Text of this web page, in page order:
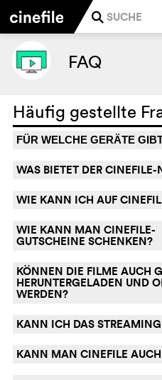
j
FAQ
Häufig gestellte
FÜR WELCHE GERÄTE
WAS BIETET DER CINEFILE-
WIE KANN ICH AUF
WIE KANN MAN CINEFILE-
GUTSCHEINE SCHENKEN?
KÖNNEN DIE FILME AUCH
HERUNTERGELADEN UND
WERDEN?
KANN ICH DAS
KANN MAN CINEFILE